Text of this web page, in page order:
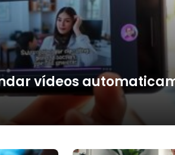
vídeos